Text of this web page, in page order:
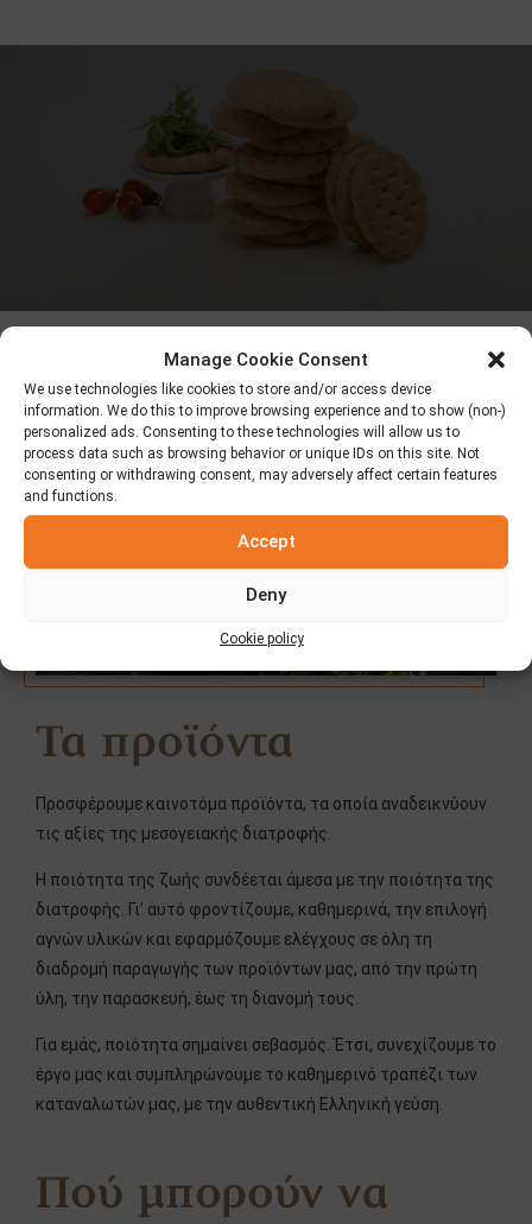
Manage Cookie Consent
We use technologies like cookies to store and/or access device
information. We do this to improve browsing experience and to show (non-)
personalized ads. Consenting to these technologies will allow us to
process data such as browsing behavior or unique IDs on this site. Not
consenting or withdrawing consent, may adversely affect certain features
and functions.
Accept
Deny
Cookie policy
Τα προϊόντα
Προσφέρουμε καινοτόμα προϊόντα, τα οποία αναδεικνύουν
τις αξίες της μεσογειακής διατροφής.
Η ποιότητα της ζωής συνδέεται άμεσα με την ποιότητα της
διατροφής. Γι’ αυτό φροντίζουμε, καθημερινά, την επιλογή
αγνών υλικών και εφαρμόζουμε ελέγχους σε όλη τη
διαδρομή παραγωγής των προϊόντων μας, από την πρώτη
ύλη, την παρασκευή, έως τη διανομή τους.
Για εμάς, ποιότητα σημαίνει σεβασμός. Έτσι, συνεχίζουμε το
έργο μας και συμπληρώνουμε το καθημερινό τραπέζι των
καταναλωτών μας, με την αυθεντική Ελληνική γεύση.
Πού μπορούν να